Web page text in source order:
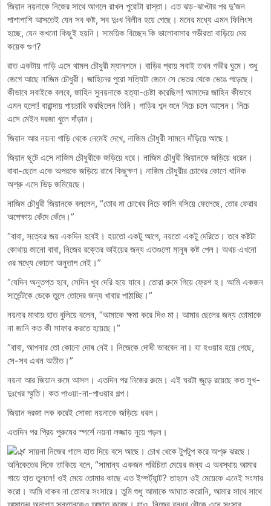
জিয়ান নয়নাকে নিজের সাথে আগলে রাখল পুরোটা রাস্তা। এত ঝড়-ঝাপ্টার পর দু’জন
পাশাপাশি আসতেই যেন সব কষ্ট, সব দুঃখ বিলীন হয়ে গেছে। মনের মধ্যে এমন ফিলিংস
হচ্ছে, যেন কখনো কিছুই হয়নি। সাময়িক বিচ্ছেদ কি ভালোবাসার গভীরতা বাড়িয়ে দেয়
কয়েক গুণ?
রাত একটায় গাড়ি এসে থামল চৌধুরী ম্যানশনে। বাড়ির প্রায় সবাই তখন গভীর ঘুমে। শুধু
জেগে আছে নাজিম চৌধুরী। জাহিনের পুরো সত্যিটা জেনে সে ভেতর থেকে ভেঙে পড়েছে।
কীভাবে সবাইকে বলবে, জাহিন সুনয়নাকে হত্যা-চেষ্টা করেছিল! আমাদের জাহিন কীভাবে
এমন হলো! বারান্দায় পায়চারি করছিলেন তিনি। গাড়ির শব্দ শুনে নিচে চলে আসেন। নিচে
এসে মেইন দরজা খুলে দাঁড়ান।
জিয়ান আর নয়না গাড়ি থেকে নেমেই দেখে, নাজিম চৌধুরী সামনে দাঁড়িয়ে আছে।
জিয়ান ছুটে এসে নাজিম চৌধুরীকে জড়িয়ে ধরে। নাজিম চৌধুরী জিয়ানকে জড়িয়ে ধরেন।
বাবা-ছেলে একে অপরকে জড়িয়ে রাখে কিছুক্ষণ। নাজিম চৌধুরীর চোখের কোণে খানিক
অশ্রু এসে ভিড় জমিয়েছে।
নাজিম চৌধুরী জিয়ানকে বললেন, “তোর মা চোখের নিচে কালি বসিয়ে ফেলেছে, তোর ফেরার
অপেক্ষায় কেঁদে কেঁদে।”
“বাবা, সত্যের জয় একদিন হবেই। হয়তো একটু আগে, নয়তো একটু দেরিতে। তবে কষ্টটা
কোথায় জানো বাবা, নিজের রক্তের ভাইয়ের জন্য এতগুলো মানুষ কষ্ট পেল। অথচ এখনো
ওর মধ্যে কোনো অনুতাপ নেই।”
“যেদিন অনুতপ্ত হবে, সেদিন খুব দেরি হয়ে যাবে। তোরা রুমে গিয়ে ফ্রেশ হ। আমি একজন
সার্ভেন্টকে ডেকে তুলে তোদের জন্য খাবার পাঠাচ্ছি।”
নয়নার মাথায় হাত বুলিয়ে বলেন, “আমাকে ক্ষমা করে দিও মা। আমার ছেলের জন্য তোমাকে
না জানি কত কী সাফার করতে হয়েছে।”
“বাবা, আপনার তো কোনো দোষ নেই। নিজেকে দোষী ভাববেন না। যা হওয়ার হয়ে গেছে,
সে-সব এখন অতীত।”
নয়না আর জিয়ান রুমে আসল। এতদিন পর নিজের রুমে। এই ঘরটা জুড়ে রয়েছে কত সুখ-
দুঃখের স্মৃতি। কত পাওয়া-না-পাওয়ার গল্প।
জিয়ান দরজা লক করেই সোজা নয়নাকে জড়িয়ে ধরল।
এতদিন পর প্রিয় পুরুষের স্পর্শে নয়না লজ্জায় নুয়ে পড়ল।
সায়না নিজের গালে হাত দিয়ে বসে আছে। চোখ থেকে টুপটুপ করে অশ্রু ঝরছে।
অনিকেতের দিকে তাকিয়ে বলে, “সামান্য একজন পরিচিতা মেয়ের জন্য এ অবস্থায় আমার
গায়ে হাত তুললে! ওই মেয়ে তোমার কাছে এত ইম্পর্ট্যান্ট? তাহলে ওই মেয়েকে এনেই সংসার
করো। আমি থাকব না তোমার সংসারে। তুমি শুধু আমাকে আঘাত করোনি, আমার সাথে সাথে